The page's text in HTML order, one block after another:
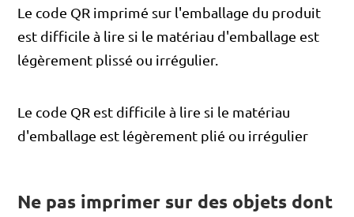
Le code QR imprimé sur l'emballage du produit
est difficile à lire si le matériau d'emballage est
légèrement plissé ou irrégulier.
Le code QR est difficile à lire si le matériau
d'emballage est légèrement plié ou irrégulier
Ne pas imprimer sur des objets dont